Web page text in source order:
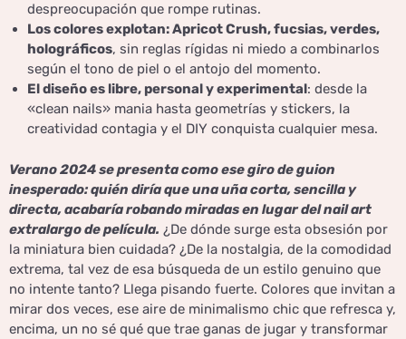
despreocupación que rompe rutinas.
Los colores explotan: Apricot Crush, fucsias, verdes,
holográficos, sin reglas rígidas ni miedo a combinarlos
según el tono de piel o el antojo del momento.
El diseño es libre, personal y experimental: desde la
«clean nails» mania hasta geometrías y stickers, la
creatividad contagia y el DIY conquista cualquier mesa.
Verano 2024 se presenta como ese giro de guion
inesperado: quién diría que una uña corta, sencilla y
directa, acabaría robando miradas en lugar del nail art
extralargo de película. ¿De dónde surge esta obsesión por
la miniatura bien cuidada? ¿De la nostalgia, de la comodidad
extrema, tal vez de esa búsqueda de un estilo genuino que
no intente tanto? Llega pisando fuerte. Colores que invitan a
mirar dos veces, ese aire de minimalismo chic que refresca y,
encima, un no sé qué que trae ganas de jugar y transformar